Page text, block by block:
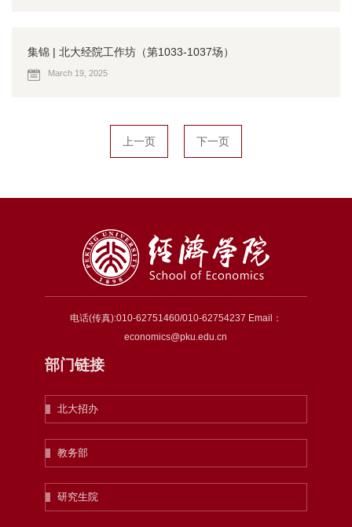
集锦 | 北大经院工作坊（第1033-1037场）
March 19, 2025
上一页 下一页
电话(传真):010-62751460/010-62754237 Email：
economics@pku.edu.cn
部门链接
北大招办
教务部
研究生院